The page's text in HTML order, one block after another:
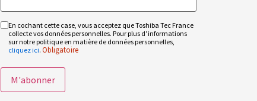
RGPD
Obligatoire
En cochant cette case, vous acceptez que Toshiba Tec France
collecte vos données personnelles. Pour plus d’informations
sur notre politique en matière de données personnelles,
cliquez ici. Obligatoire